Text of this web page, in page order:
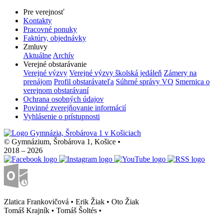
Pre verejnosť
Kontakty
Pracovné ponuky
Faktúry, objednávky
Zmluvy
Aktuálne Archív
Verejné obstarávanie
Verejné výzvy Verejné výzvy školská jedáleň Zámery na
prenájom Profil obstarávateľa Súhrné správy VO Smernica o
verejnom obstarávaní
Ochrana osobných údajov
Povinné zverejňovanie informácií
Vyhlásenie o prístupnosti
© Gymnázium, Šrobárova 1, Košice •
2018 – 2026
Zlatica Frankovičová • Erik Žiak • Oto Žiak
Tomáš Krajník • Tomáš Šoltés •